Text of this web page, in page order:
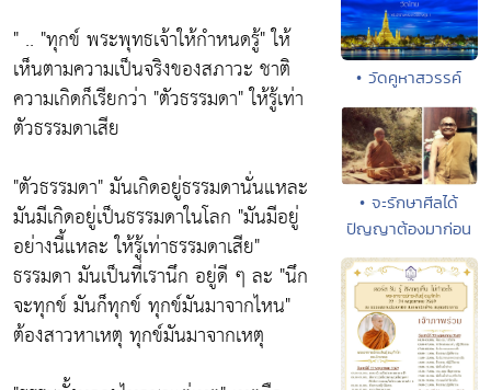
" .. "ทุกข์ พระพุทธเจ้าให้กำหนดรู้"ให้
เห็นตามความเป็นจริงของสภาวะ ชาติ
ความเกิดก็เรียกว่า "ตัวธรรมดา"ให้รู้เท่า
ตัวธรรมดาเสีย
"ตัวธรรมดา"มันเกิดอยู่ธรรมดานั่นแหละ
มันมีเกิดอยู่เป็นธรรมดาในโลก "มันมีอยู่
อย่างนี้แหละ ให้รู้เท่าธรรมดาเสีย"
ธรรมดา มันเป็นที่เรานึก อยู่ดี ๆ ละ "นึก
จะทุกข์ มันก็ทุกข์ ทุกข์มันมาจากไหน"
ต้องสาวหาเหตุ ทุกข์มันมาจากเหตุ
• วัดคูหาสวรรค์
• จะรักษาศีลได้
ปัญญาต้องมาก่อน